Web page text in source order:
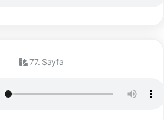
77. Sayfa